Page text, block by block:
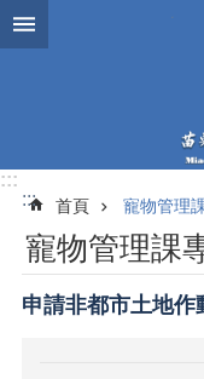
跳到主要內容區塊
:::
:::
首頁 寵物管理
寵物管理課
申請非都市土地